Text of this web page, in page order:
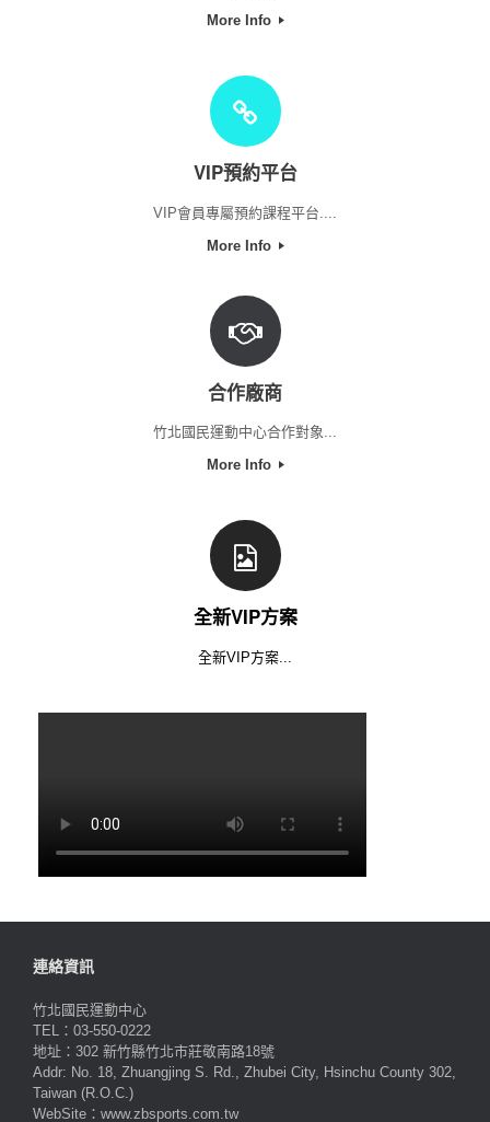
More Info
VIP預約平台
VIP會員專屬預約課程平台....
More Info
合作廠商
竹北國民運動中心合作對象...
More Info
全新VIP方案
全新VIP方案...
連絡資訊
竹北國民運動中心
TEL：03-550-0222
地址：302 新竹縣竹北市莊敬南路18號
Addr: No. 18, Zhuangjing S. Rd., Zhubei City, Hsinchu County 302,
Taiwan (R.O.C.)
WebSite：www.zbsports.com.tw